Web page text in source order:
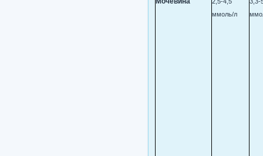
ммоль/л